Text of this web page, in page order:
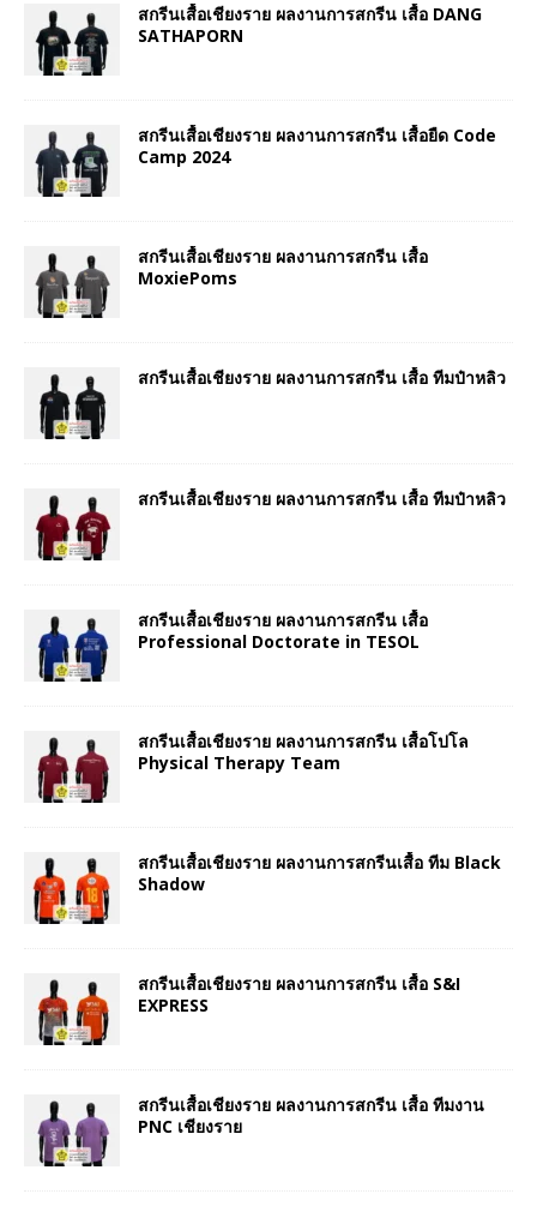
สกรีนเสื้อเชียงราย ผลงานการสกรีน เสื้อ DANG
SATHAPORN
สกรีนเสื้อเชียงราย ผลงานการสกรีน เสื้อยืด Code
Camp 2024
สกรีนเสื้อเชียงราย ผลงานการสกรีน เสื้อ
MoxiePoms
สกรีนเสื้อเชียงราย ผลงานการสกรีน เสื้อ ทีมป๋าหลิว
สกรีนเสื้อเชียงราย ผลงานการสกรีน เสื้อ ทีมป๋าหลิว
สกรีนเสื้อเชียงราย ผลงานการสกรีน เสื้อ
Professional Doctorate in TESOL
สกรีนเสื้อเชียงราย ผลงานการสกรีน เสื้อโปโล
Physical Therapy Team
สกรีนเสื้อเชียงราย ผลงานการสกรีนเสื้อ ทีม Black
Shadow
สกรีนเสื้อเชียงราย ผลงานการสกรีน เสื้อ S&I
EXPRESS
สกรีนเสื้อเชียงราย ผลงานการสกรีน เสื้อ ทีมงาน
PNC เชียงราย